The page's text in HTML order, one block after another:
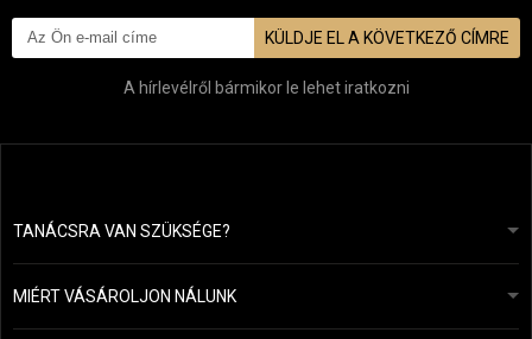
KÜLDJE EL A KÖVETKEZŐ CÍMRE
A hírlevélről bármikor le lehet iratkozni
TANÁCSRA VAN SZÜKSÉGE?info@mapeja.hu
24 órán belül válaszolunk.
MIÉRT VÁSÁROLJON NÁLUNK
Általános szerződési feltételek (ÁSZF)
Személyes adatok védelme
Fizetési és szállítási áttekintés
A mi történetünk